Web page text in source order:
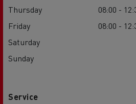
Thursday
08:00 -
Friday
08:00 -
Saturday
Sunday
Service